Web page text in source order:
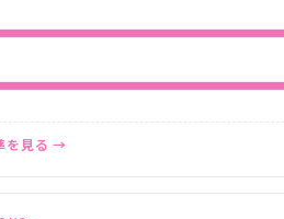
を見る →